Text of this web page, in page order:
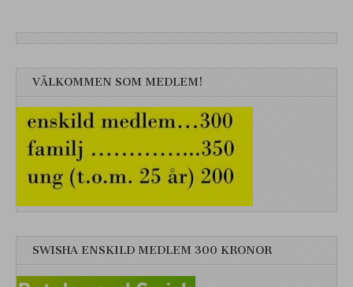
VÄLKOMMEN SOM MEDLEM!
SWISHA ENSKILD MEDLEM 300 KRONOR